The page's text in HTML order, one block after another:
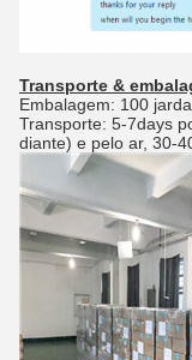
Transporte &
Embalagem: 100
Transporte: 5-7days
diante) e pelo ar, 30-